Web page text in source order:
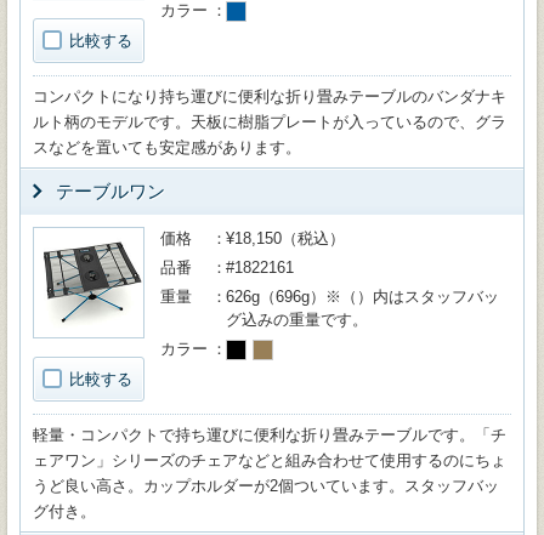
比較する
カラー
コンパクトになり持ち運びに便利な折り畳みテーブルのバンダナキ
ルト柄のモデルです。天板に樹脂プレートが入っているので、グラ
スなどを置いても安定感があります。
テーブルワン
比較する
価格
¥18,150（税込）
品番
#1822161
重量
626g（696g）※（）内はスタッフバッ
グ込みの重量です。
カラー
軽量・コンパクトで持ち運びに便利な折り畳みテーブルです。「チ
ェアワン」シリーズのチェアなどと組み合わせて使用するのにちょ
うど良い高さ。カップホルダーが2個ついています。スタッフバッ
グ付き。